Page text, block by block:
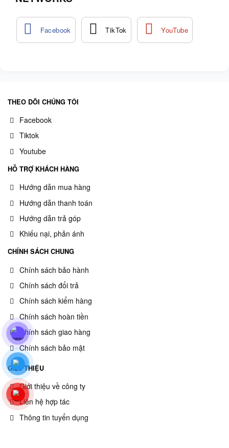
THEO DÕI CHÚNG TÔI
Facebook
Tiktok
Youtube
HỖ TRỢ KHÁCH HÀNG
Hướng dẫn mua hàng
Hướng dẫn thanh toán
Hướng dẫn trả góp
Khiếu nại, phản ánh
CHÍNH SÁCH CHUNG
Chính sách bảo hành
Chính sách đổi trả
Chính sách kiểm hàng
Chính sách hoàn tiền
Chính sách giao hàng
Chính sách bảo mật
GIỚI THIỆU
Giới thiệu về công ty
Liên hệ hợp tác
Thông tin tuyển dụng